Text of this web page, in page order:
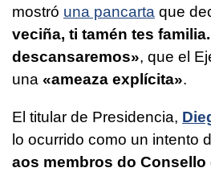
mostró una pancarta que
veciña, ti tamén tes
descansaremos», que el
una «ameaza explícita».
El titular de Presidencia,
lo ocurrido como un intento
aos membros do Consello